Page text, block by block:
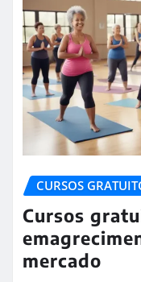
CURSOS
Cursos
mercado